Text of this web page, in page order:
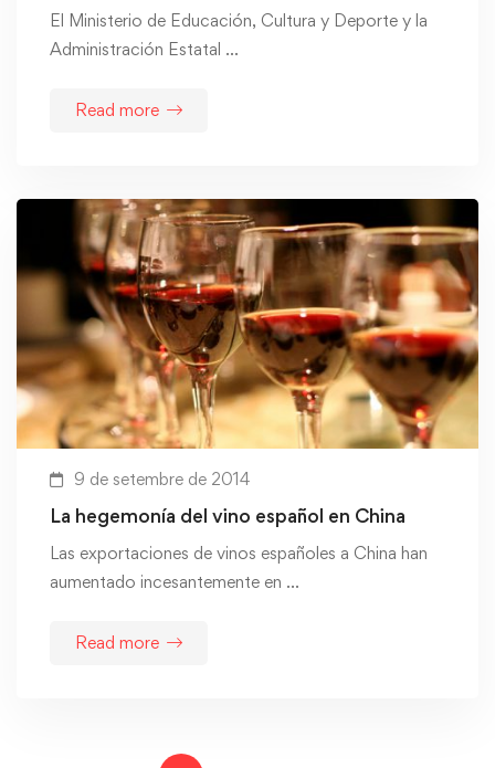
El Ministerio de Educación, Cultura y Deporte y la
Administración Estatal …
Read more
9 de setembre de 2014
La hegemonía del vino español en China
Las exportaciones de vinos españoles a China han
aumentado incesantemente en …
Read more